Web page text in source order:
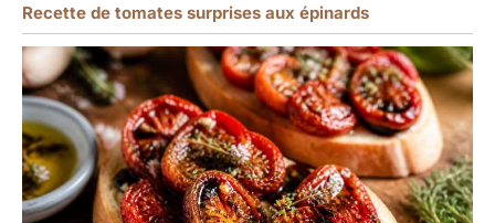
Recette de tomates surprises aux épinards